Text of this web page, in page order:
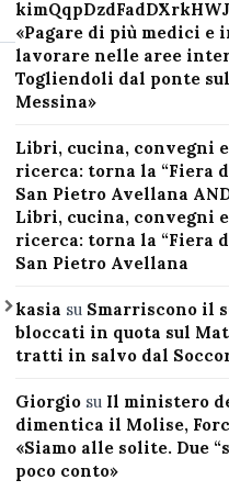
«Pagare di più medici
lavorare nelle aree
Togliendoli dal ponte
Messina»
Libri, cucina, convegni
ricerca: torna la “Fiera
San Pietro Avellana
Libri, cucina, convegni
ricerca: torna la “Fiera
San Pietro Avellana
kasia su Smarriscono il
bloccati in quota sul
tratti in salvo dal
Giorgiosu Il ministero
dimentica il Molise,
«Siamo alle solite. Due
poco conto»